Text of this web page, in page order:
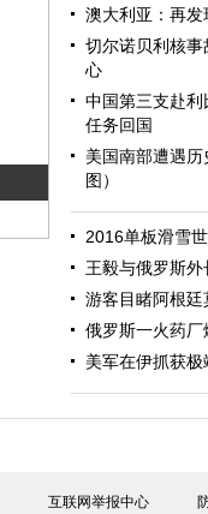
澳大利亚：再
切尔诺贝利核
心
中国第三支赴
任务回国
美国南部遭遇
图）
2016单板滑雪
王毅与俄罗斯
游客目睹阿根
俄罗斯一火药
美军在伊抓获极
互联网举报中心